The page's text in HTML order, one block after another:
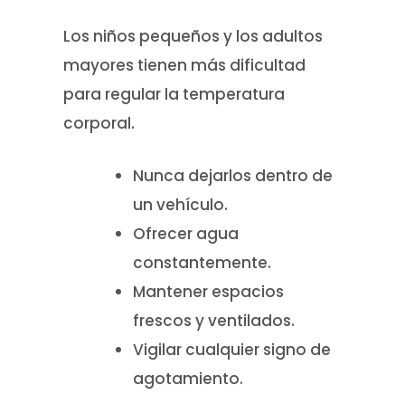
Los niños pequeños y los adultos
mayores tienen más dificultad
para regular la temperatura
corporal.
Nunca dejarlos dentro de
un vehículo.
Ofrecer agua
constantemente.
Mantener espacios
frescos y ventilados.
Vigilar cualquier signo de
agotamiento.